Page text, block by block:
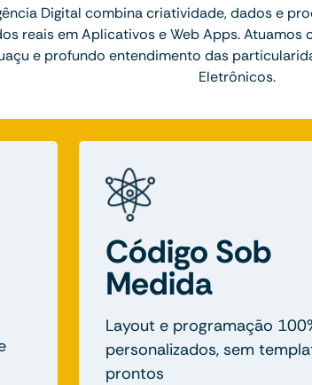
Digital combina criatividade, dados e
reais em Aplicativos e Web Apps.
e profundo entendimento das
Eletrônicos.
Código Sob
Medida
Layout e programação
personalizados, sem
prontos